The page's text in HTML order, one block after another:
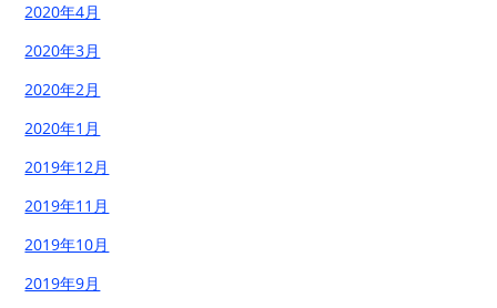
2020年4月
2020年3月
2020年2月
2020年1月
2019年12月
2019年11月
2019年10月
2019年9月